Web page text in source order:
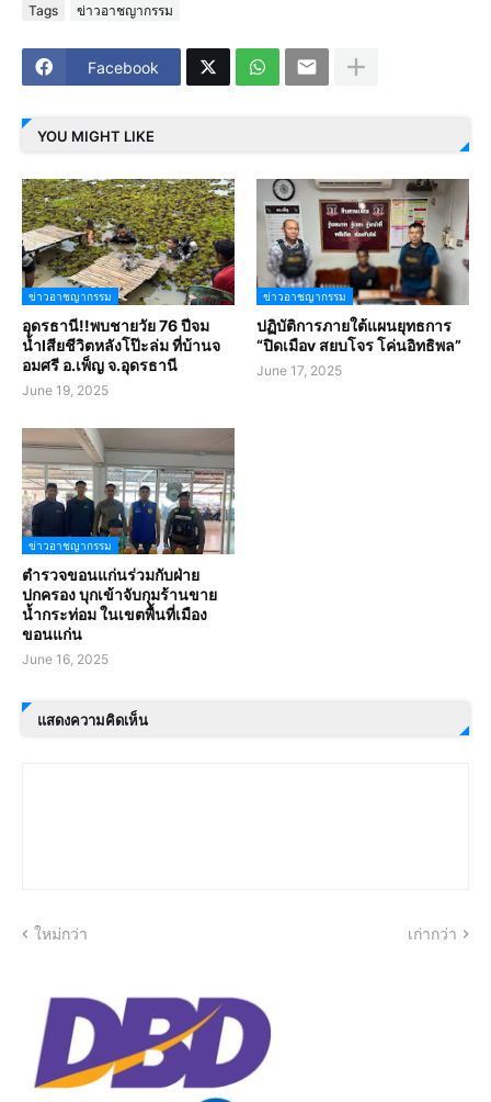
Tags ข่าวอาชญากรรม
Facebook
YOU MIGHT LIKE
ข่าวอาชญากรรม
อุดรธานี!!พบชายวัย 76 ปีจม
น้ำlสียชีวิตหลังโป๊ะล่ม ที่บ้านจ
อมศรี อ.เพ็ญ จ.อุดรธานี
June 19, 2025
ข่าวอาชญากรรม
ปฏิบัติการภายใต้แผนยุทธการ
“ปิดเมือv สยบโจร โค่นอิทธิพล”
June 17, 2025
ข่าวอาชญากรรม
ตำรวจขอนแก่นร่วมกับฝ่าย
ปกครอง บุกเข้าจับกุมร้านขาย
น้ำกระท่อม ในเขตพื้นที่เมือง
ขอนแก่น
June 16, 2025
แสดงความคิดเห็น
ใหม่กว่า เก่ากว่า